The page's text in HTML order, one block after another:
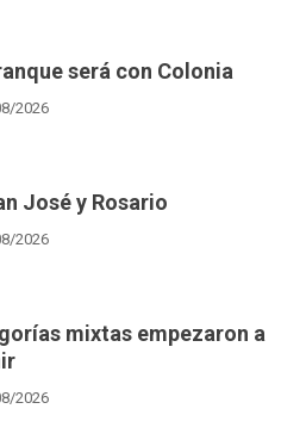
será con Colonia
2026
José y Rosario
2026
mixtas empezaron a
2026